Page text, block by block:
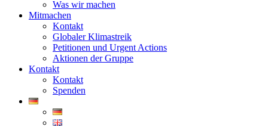
Was wir machen
Mitmachen
Kontakt
Globaler Klimastreik
Petitionen und Urgent Actions
Aktionen der Gruppe
Kontakt
Kontakt
Spenden